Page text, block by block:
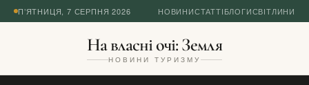
П’ЯТНИЦЯ, 7 СЕРПНЯ 2026 НОВИНИСТАТТІБЛОГИСВІТЛИНИ
На власні очі: Земля
НОВИНИ ТУРИЗМУ